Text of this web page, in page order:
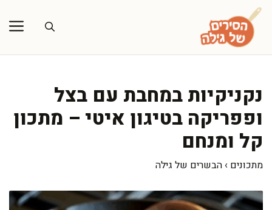
לדלג
לתוכן
נקניקיות במחבת עם בצל
ופפריקה בטיגון איטי – מתכון
קל ומנחם
מתכונים › הבשרים של גילה